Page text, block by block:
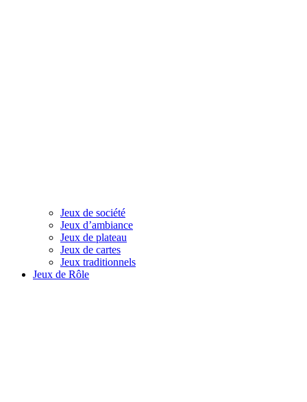
Jeux de société
Jeux d’ambiance
Jeux de plateau
Jeux de cartes
Jeux traditionnels
Jeux de Rôle